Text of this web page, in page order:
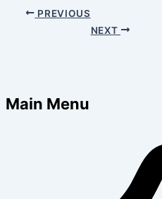
PREVIOUS
NEXT
Main Menu